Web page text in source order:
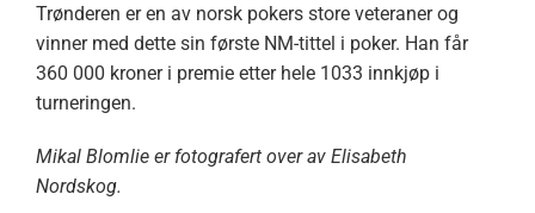
Trønderen er en av norsk pokers store veteraner og
vinner med dette sin første NM-tittel i poker. Han får
360 000 kroner i premie etter hele 1033 innkjøp i
turneringen.
Mikal Blomlie er fotografert over av Elisabeth
Nordskog.